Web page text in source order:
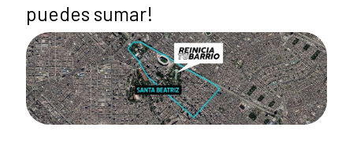
puedes sumar!